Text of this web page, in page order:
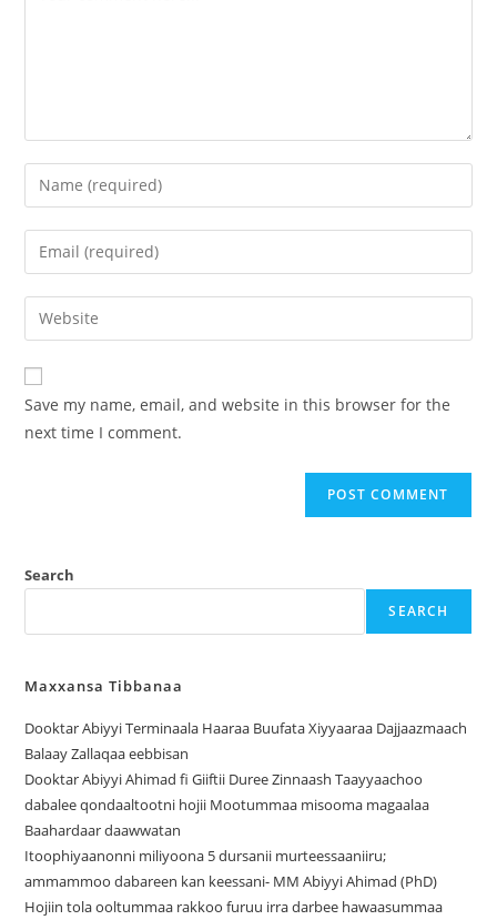
Save my name, email, and website in this browser for the
next time I comment.
Search
SEARCH
Maxxansa Tibbanaa
Dooktar Abiyyi Terminaala Haaraa Buufata Xiyyaaraa Dajjaazmaach
Balaay Zallaqaa eebbisan
Dooktar Abiyyi Ahimad fi Giiftii Duree Zinnaash Taayyaachoo
dabalee qondaaltootni hojii Mootummaa misooma magaalaa
Baahardaar daawwatan
Itoophiyaanonni miliyoona 5 dursanii murteessaaniiru;
ammammoo dabareen kan keessani- MM Abiyyi Ahimad (PhD)
Hojiin tola ooltummaa rakkoo furuu irra darbee hawaasummaa